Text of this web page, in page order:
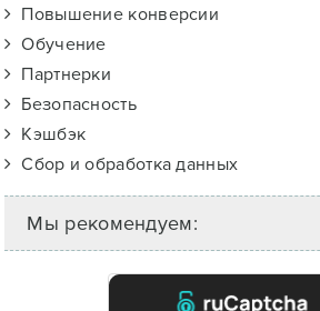
Повышение конверсии
Обучение
Партнерки
Безопасность
Кэшбэк
Сбор и обработка данных
Мы рекомендуем: